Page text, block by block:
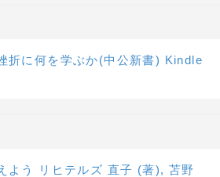
に何を学ぶか(中公新書) Kindle
よう リヒテルズ 直子 (著), 苫野